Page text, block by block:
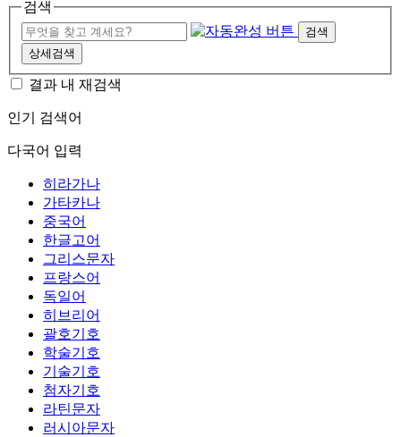
검색
검색
상세검색
결과 내 재검색
인기 검색어
다국어 입력
히라가나
가타카나
중국어
한글고어
그리스문자
프랑스어
독일어
히브리어
괄호기호
학술기호
기술기호
첨자기호
라틴문자
러시아문자